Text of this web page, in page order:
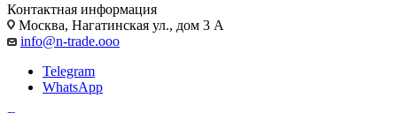
Контактная информация
Москва, Нагатинская ул., дом 3 А
info@n-trade.ooo
Telegram
WhatsApp